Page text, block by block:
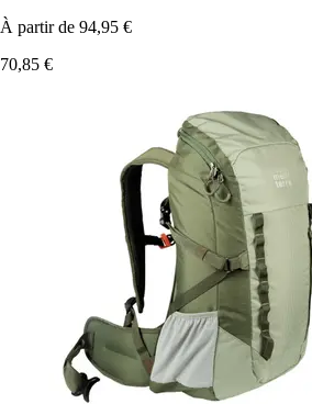
À partir de 94,95 €
70,85 €